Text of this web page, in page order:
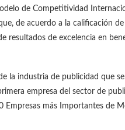
de Competitividad
de acuerdo a la calificación
resultados de excelencia en
la industria de publicidad que
empresa del sector de
Empresas más Importantes de